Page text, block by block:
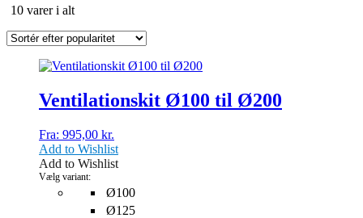
10 varer i altSorteret
popularitet
Ventilationskit Ø100 til Ø200
Fra: 995,00 kr.
Ø100
Ø125
Vælg variant:
Dette
har
flere
Mulighederne
kan
vælges
på
varesiden
Add to Wishlist
Add to Wishlist